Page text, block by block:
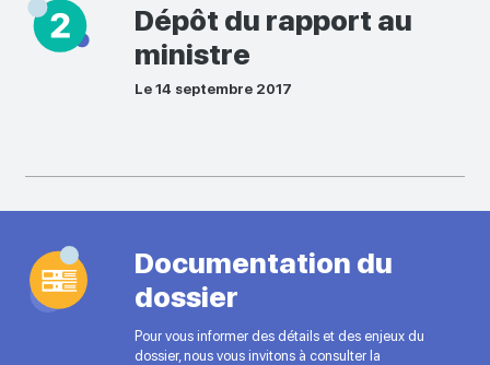
Dépôt du rapport au
ministre
Le 14 septembre 2017
Documentation du
dossier
Pour vous informer des détails et des enjeux du
dossier, nous vous invitons à consulter la